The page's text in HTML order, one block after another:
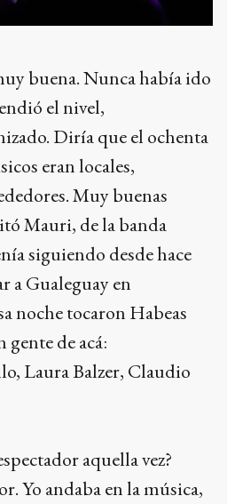
buena. Nunca había ido
el nivel,
Diría que el ochenta
eran locales,
Muy buenas
Mauri, de la banda
siguiendo desde hace
a Gualeguay en
noche tocaron Habeas
de acá:
Laura Balzer, Claudio
aquella vez?
Yo andaba en la música,